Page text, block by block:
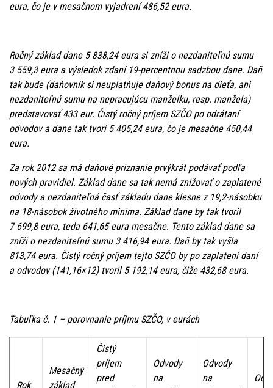
eura, čo je v mesačnom vyjadrení 486,52 eura.
Ročný základ dane 5 838,24 eura si zníži o nezdaniteľnú sumu
3 559,3 eura a výsledok zdaní 19-percentnou sadzbou dane. Daň
tak bude (daňovník si neuplatňuje daňový bonus na dieťa, ani
nezdaniteľnú sumu na nepracujúcu manželku, resp. manžela)
predstavovať 433 eur. Čistý ročný príjem SZČO po odrátaní
odvodov a dane tak tvorí 5 405,24 eura, čo je mesačne 450,44
eura.
Za rok 2012 sa má daňové priznanie prvýkrát podávať podľa
nových pravidiel. Základ dane sa tak nemá znižovať o zaplatené
odvody a nezdaniteľná časť základu dane klesne z 19,2-násobku
na 18-násobok životného minima. Základ dane by tak tvoril
7 699,8 eura, teda 641,65 eura mesačne. Tento základ dane sa
zníži o nezdaniteľnú sumu 3 416,94 eura. Daň by tak vyšla
813,74 eura. Čistý ročný príjem tejto SZČO by po zaplatení daní
a odvodov (141,16×12) tvoril 5 192,14 eura, čiže 432,68 eura.
Tabuľka č. 1 – porovnanie príjmu SZČO, v eurách
Rok
Mesačný
základ
Čistý
príjem
pred
Odvody
na
Odvody
na